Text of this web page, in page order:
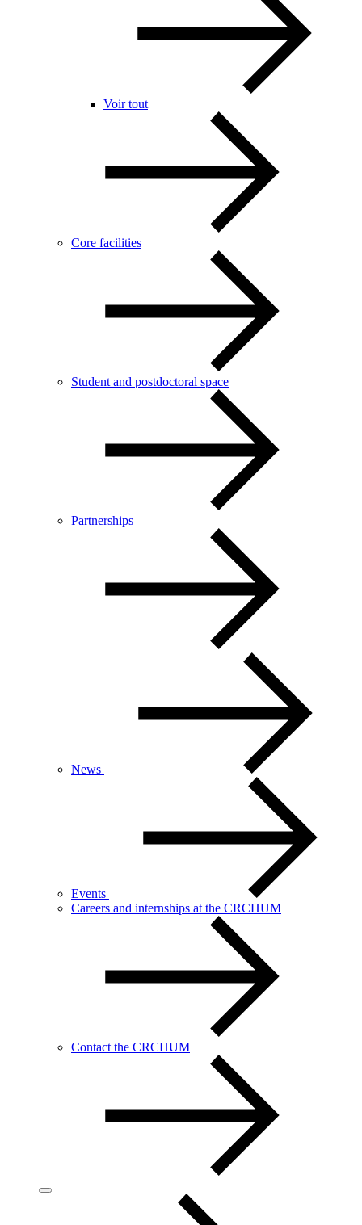
Voir tout
Core facilities
Student and postdoctoral space
Partnerships
News
Events
Careers and internships at the CRCHUM
Contact the CRCHUM